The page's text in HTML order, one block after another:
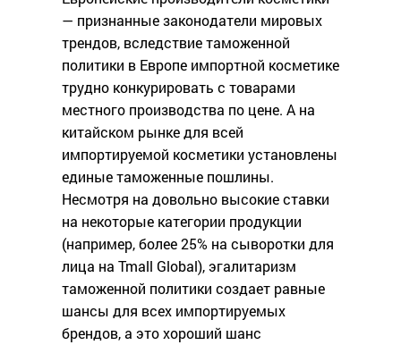
— признанные законодатели мировых
трендов, вследствие таможенной
политики в Европе импортной косметике
трудно конкурировать с товарами
местного производства по цене. А на
китайском рынке для всей
импортируемой косметики установлены
единые таможенные пошлины.
Несмотря на довольно высокие ставки
на некоторые категории продукции
(например, более 25% на сыворотки для
лица на Tmall Global), эгалитаризм
таможенной политики создает равные
шансы для всех импортируемых
брендов, а это хороший шанс